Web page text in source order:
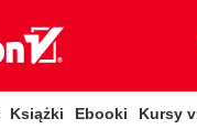
Książki Ebooki Kursy